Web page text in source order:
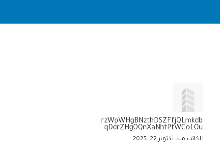
rzWpWHgBNzthDSZFfjQLmkdb
qDdrZHgOQnXaNhtPtWCoLOu
الكاتب منذ: أكتوبر 22, 2025